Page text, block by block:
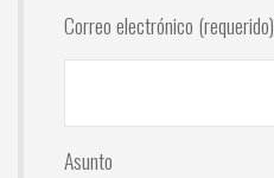
Correo electrónico (requerido)
Asunto